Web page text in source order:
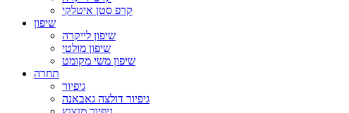
קרפ סטן איטלקי
שיפון
שיפון לייקרה
שיפון מולטי
שיפון משי מקומט
תחרה
גיפיור
גיפיור דולצה גאבאנה